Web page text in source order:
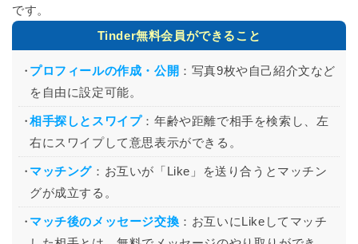
です。
Tinder無料会員ができること
プロフィールの作成・公開 ：写真9枚や自己紹介文など
を自由に設定可能。
相手探しとスワイプ：年齢や距離で相手を検索し、左
右にスワイプして意思表示ができる。
マッチング ：お互いが「Like」を送り合うとマッチン
グが成立する。
マッチ後のメッセージ交換 ：お互いにLikeしてマッチ